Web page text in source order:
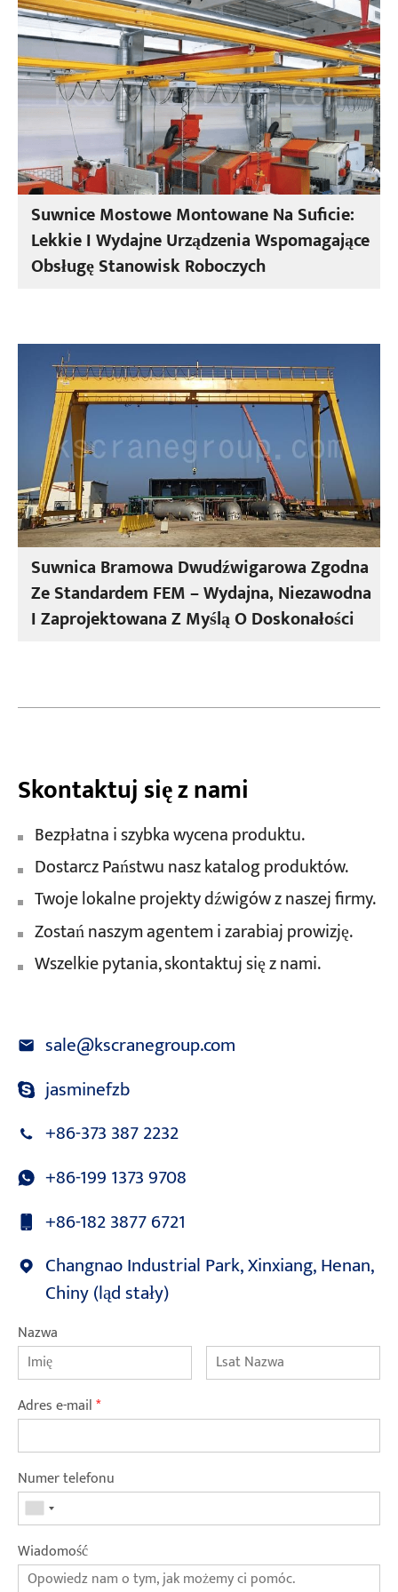
Suwnice Mostowe Montowane Na Suficie:
Lekkie I Wydajne Urządzenia Wspomagające
Obsługę Stanowisk Roboczych
Suwnica Bramowa Dwudźwigarowa Zgodna
Ze Standardem FEM – Wydajna, Niezawodna
I Zaprojektowana Z Myślą O Doskonałości
Skontaktuj się z nami
Bezpłatna i szybka wycena produktu.
Dostarcz Państwu nasz katalog produktów.
Twoje lokalne projekty dźwigów z naszej firmy.
Zostań naszym agentem i zarabiaj prowizję.
Wszelkie pytania, skontaktuj się z nami.
sale@kscranegroup.com
jasminefzb
+86-373 387 2232
+86-199 1373 9708
+86-182 3877 6721
Changnao Industrial Park, Xinxiang, Henan,
Chiny (ląd stały)
Nazwa
Adres e-mail*
Numer telefonu
Wiadomość